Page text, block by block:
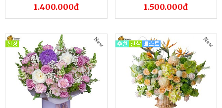
1.400.000đ 1.500.000đ
New New